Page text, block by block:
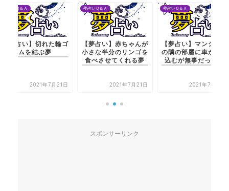
夢占いＱ＆Ａ
【夢占い】切れた輪ゴ
ムを結ぶ夢
2021年7月21日
夢占いＱ＆Ａ
【夢占い】赤ちゃんが
小さな半分のリンゴを
食べさせてくれる夢
2021年7月21日
夢占いＱ＆Ａ
【夢占い】マンション
の隣の部屋に車が突っ
込むが無事だった夢
2021年7月21日
スポンサーリンク